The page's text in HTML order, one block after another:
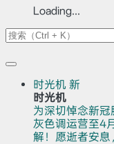
Loading...
时光机 新
时光机
为深切悼念新
灰色调运营至4
解！愿逝者安息